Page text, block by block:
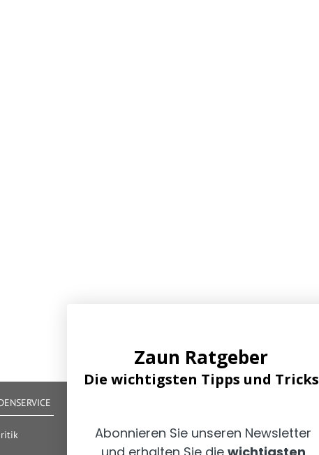
Alle gängigen Zahlungsarten verfügbar
Zertifizierter und geprüfter Shop
Zaun Ratgeber
Die wichtigsten Tipps und Tricks
Abonnieren Sie unseren Newsletter
und erhalten Sie die wichtigsten